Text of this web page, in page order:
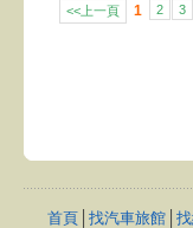
<<上一頁 1 2 3
首頁 找汽車旅館